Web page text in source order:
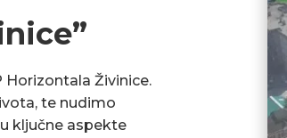
Horizontala Živinice.
te nudimo
ključne aspekte